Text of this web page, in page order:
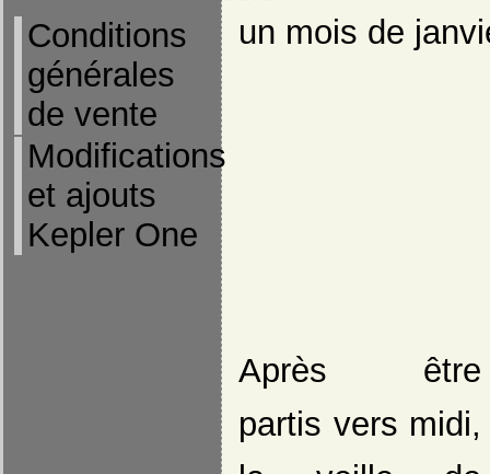
Conditions
générales
de vente
Modifications
et ajouts
Kepler One
un mois de
Après être
partis vers midi,